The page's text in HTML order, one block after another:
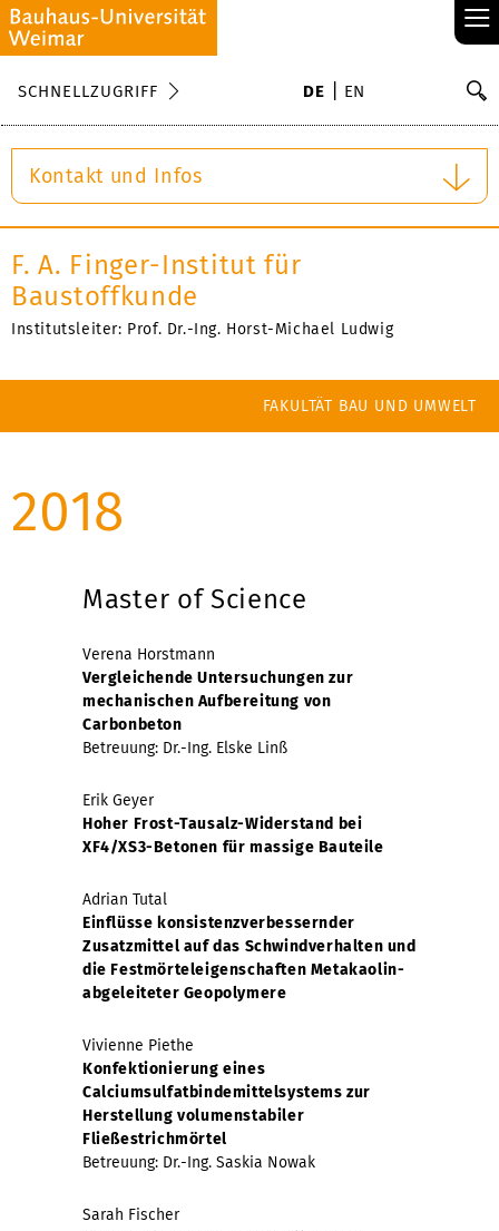
≡
SCHNELLZUGRIFF DE EN
Kontakt und Infos
F. A. Finger-Institut für
Baustoffkunde
Institutsleiter: Prof. Dr.-Ing. Horst-Michael Ludwig
FAKULTÄT BAU UND UMWELT
2018
Master of Science
Verena Horstmann
Vergleichende Untersuchungen zur
mechanischen Aufbereitung von
Carbonbeton
Betreuung: Dr.-Ing. Elske Linß
Erik Geyer
Hoher Frost-Tausalz-Widerstand bei
XF4/XS3-Betonen für massige Bauteile
Adrian Tutal
Einflüsse konsistenzverbessernder
Zusatzmittel auf das Schwindverhalten und
die Festmörteleigenschaften Metakaolin-
abgeleiteter Geopolymere
Vivienne Piethe
Konfektionierung eines
Calciumsulfatbindemittelsystems zur
Herstellung volumenstabiler
Fließestrichmörtel
Betreuung: Dr.-Ing. Saskia Nowak
Sarah Fischer